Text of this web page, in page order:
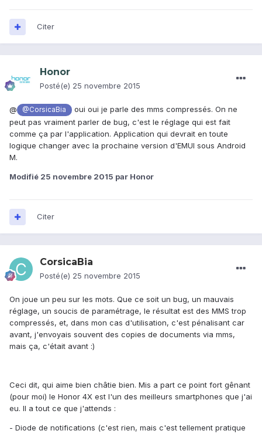
Citer
Honor
Posté(e) 25 novembre 2015
@ @CorsicaBia
oui oui je parle des mms compressés. On ne
peut pas vraiment parler de bug, c'est le réglage qui est fait
comme ça par l'application. Application qui devrait en toute
logique changer avec la prochaine version d'EMUI sous Android
M.
Modifié 25 novembre 2015 par Honor
Citer
CorsicaBia
Posté(e) 25 novembre 2015
On joue un peu sur les mots. Que ce soit un bug, un mauvais
réglage, un soucis de paramétrage, le résultat est des MMS trop
compressés, et, dans mon cas d'utilisation, c'est pénalisant car
avant, j'envoyais souvent des copies de documents via mms,
mais ça, c'était avant :)
Ceci dit, qui aime bien châtie bien. Mis a part ce point fort gênant
(pour moi) le Honor 4X est l'un des meilleurs smartphones que j'ai
eu. Il a tout ce que j'attends :
- Diode de notifications (c'est rien, mais c'est tellement pratique